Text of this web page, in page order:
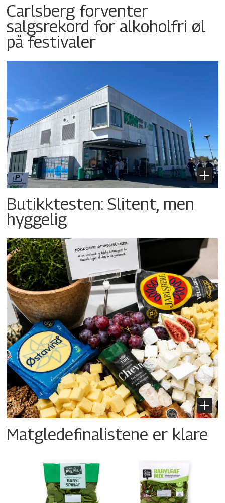
Carlsberg forventer
salgsrekord for alkoholfri øl
på festivaler
Butikktesten: Slitent, men
hyggelig
Matgledefinalistene er klare